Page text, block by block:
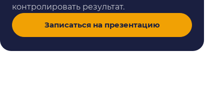
контролировать результат.
Записаться на презентацию